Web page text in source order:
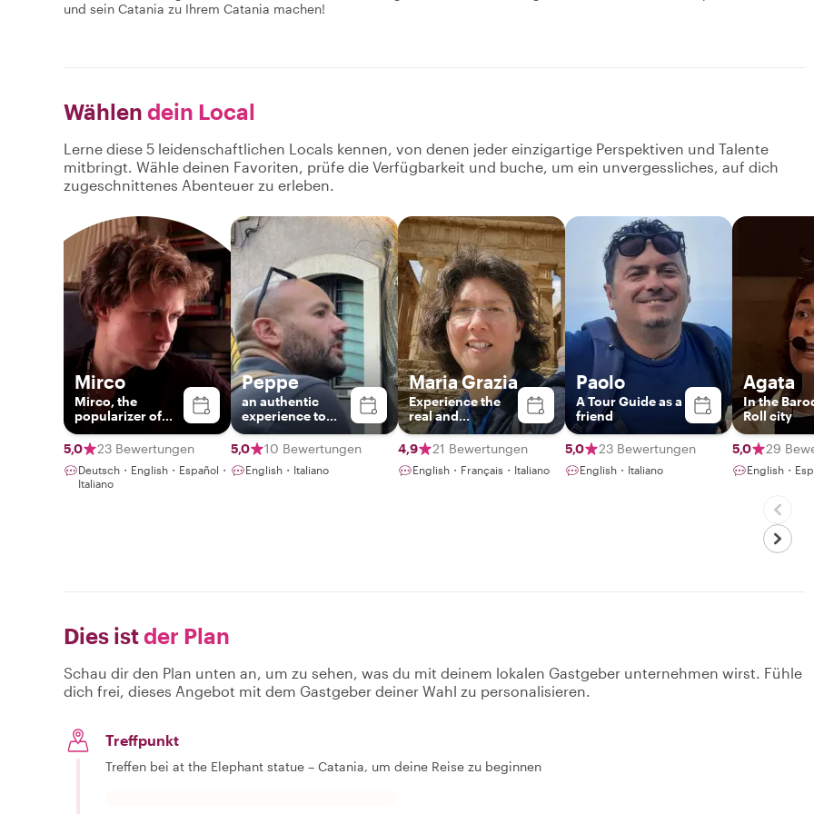
und sein Catania zu Ihrem Catania machen!
Wählen dein Local
Lerne diese 5 leidenschaftlichen Locals kennen, von denen jeder einzigartige Perspektiven und Talente
mitbringt. Wähle deinen Favoriten, prüfe die Verfügbarkeit und buche, um ein unvergessliches, auf dich
zugeschnittenes Abenteuer zu erleben.
Mirco
Mirco, the
popularizer of
sicilianity
5,0
23 Bewertungen
Deutsch・English・Español・
Italiano
Peppe
an authentic
experience to
discover
Catania!!
5,0 10 Bewertungen
English・Italiano
Maria Grazia
Experience the
real and
authentic Sicily
4,9
21 Bewertungen
English・Français・Italiano
Paolo
A Tour Guide as a
friend
5,0 23 Bewertungen
English・Italiano
Agata
In the
Roll city
5,0 29
English・
Dies istder Plan
Schau dir den Plan unten an, um zu sehen, was du mit deinem lokalen Gastgeber unternehmen wirst. Fühle
dich frei, dieses Angebot mit dem Gastgeber deiner Wahl zu personalisieren.
Treffpunkt
Treffen bei at the Elephant statue – Catania, um deine Reise zu beginnen